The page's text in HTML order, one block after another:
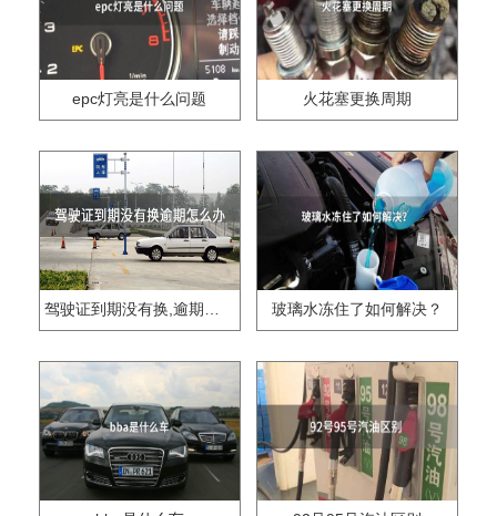
epc灯亮是什么问题 火花塞更换周期
驾驶证到期没有换,逾期怎么办?? 玻璃水冻住了如何解决？